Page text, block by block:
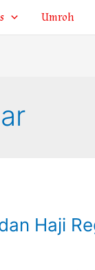
Umroh
Haji